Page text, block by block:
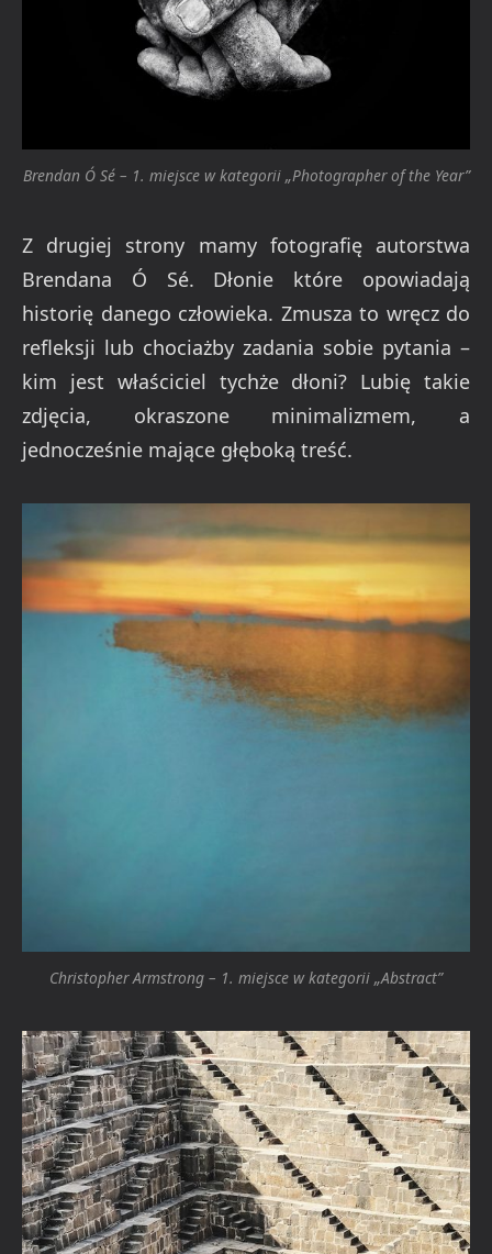
Brendan Ó Sé – 1. miejsce w kategorii „Photographer of the Year”
Z drugiej strony mamy fotografię autorstwa
Brendana Ó Sé. Dłonie które opowiadają
historię danego człowieka. Zmusza to wręcz do
refleksji lub chociażby zadania sobie pytania –
kim jest właściciel tychże dłoni? Lubię takie
zdjęcia, okraszone minimalizmem, a
jednocześnie mające głęboką treść.
Christopher Armstrong – 1. miejsce w kategorii „Abstract”